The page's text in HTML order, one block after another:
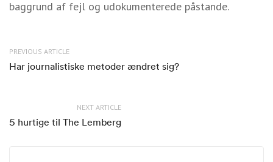
baggrund af fejl og udokumenterede påstande.
PREVIOUS ARTICLE
Har journalistiske metoder ændret sig?
NEXT ARTICLE
5 hurtige til The Lemberg